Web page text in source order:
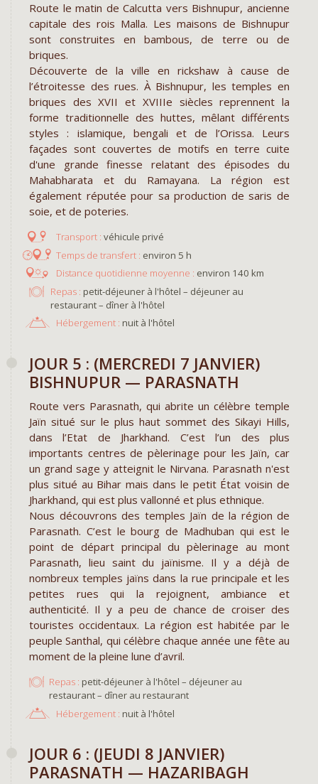
Route le matin de Calcutta vers Bishnupur, ancienne
capitale des rois Malla. Les maisons de Bishnupur
sont construites en bambous, de terre ou de
briques.
Découverte de la ville en rickshaw à cause de
l’étroitesse des rues. À Bishnupur, les temples en
briques des XVII et XVIIIe siècles reprennent la
forme traditionnelle des huttes, mêlant différents
styles : islamique, bengali et de l’Orissa. Leurs
façades sont couvertes de motifs en terre cuite
d'une grande finesse relatant des épisodes du
Mahabharata et du Ramayana. La région est
également réputée pour sa production de saris de
soie, et de poteries.
véhicule privé
environ 5 h
environ 140 km
Repas : petit-déjeuner à l'hôtel – déjeuner au
restaurant – dîner à l'hôtel
Hébergement : nuit à l'hôtel
JOUR 5 : (MERCREDI 7 JANVIER)
BISHNUPUR — PARASNATH
Route vers Parasnath, qui abrite un célèbre temple
Jaïn situé sur le plus haut sommet des Sikayi Hills,
dans l’Etat de Jharkhand. C’est l’un des plus
importants centres de pèlerinage pour les Jaïn, car
un grand sage y atteignit le Nirvana. Parasnath n'est
plus situé au Bihar mais dans le petit État voisin de
Jharkhand, qui est plus vallonné et plus ethnique.
Nous découvrons des temples Jaïn de la région de
Parasnath. C’est le bourg de Madhuban qui est le
point de départ principal du pèlerinage au mont
Parasnath, lieu saint du jaïnisme. Il y a déjà de
nombreux temples jaïns dans la rue principale et les
petites rues qui la rejoignent, ambiance et
authenticité. Il y a peu de chance de croiser des
touristes occidentaux. La région est habitée par le
peuple Santhal, qui célèbre chaque année une fête au
moment de la pleine lune d’avril.
Repas : petit-déjeuner à l'hôtel – déjeuner au
restaurant – dîner au restaurant
Hébergement : nuit à l'hôtel
JOUR 6 : (JEUDI 8 JANVIER)
PARASNATH — HAZARIBAGH